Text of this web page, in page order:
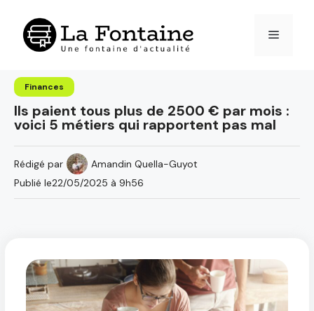
contenu
Menu
Finances
Ils paient tous plus de 2500 € par mois :
voici 5 métiers qui rapportent pas mal
Rédigé par
Amandin Quella-Guyot
Publié le22/05/2025 à 9h56